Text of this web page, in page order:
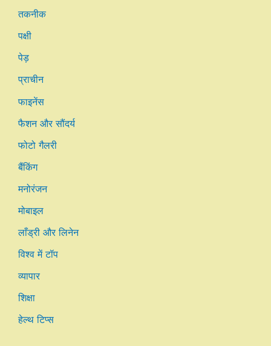
तकनीक
पक्षी
पेड़
प्राचीन
फाइनेंस
फैशन और सौंदर्य
फोटो गैलरी
बैंकिंग
मनोरंजन
मोबाइल
लाँड्री और लिनेन
विश्व में टॉप
व्यापार
शिक्षा
हेल्थ टिप्स